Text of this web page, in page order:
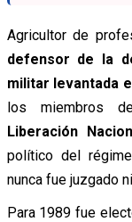
Agricultor de
defensor de la
militar levantada
los miembros
Liberación
político del
nunca fue juzgado
Para 1989 fue